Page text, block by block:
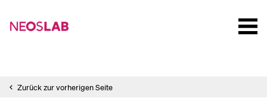
Zurück zur vorherigen Seite